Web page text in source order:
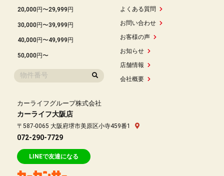
20,000円〜29,999円
30,000円〜39,999円
40,000円〜49,999円
50,000円〜
よくある質問
お問い合わせ
お客様の声
お知らせ
店舗情報
会社概要
カーライフグループ株式会社
カーライフ大阪店
〒587-0065 大阪府堺市美原区小寺459番1
072-290-7729
LINEで友達になる